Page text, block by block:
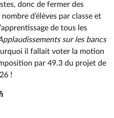
donc de fermer des
d’élèves par classe et
de tous les
sur les bancs
il fallait voter la motion
par 49.3 du projet de
!